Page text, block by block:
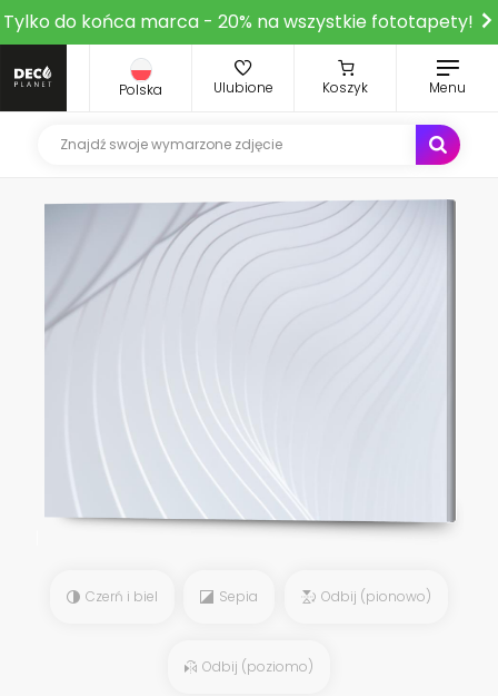
Tylko do końca marca - 20% na wszystkie fototapety!
Polska Ulubione Koszyk Menu
Czerń i biel Sepia Odbij (pionowo)
Odbij (poziomo)